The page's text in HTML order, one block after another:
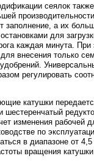
сеялок
заполнение, а их
для
каждая минута. При
внесения только
регулировать
катушки
шестеренчатый
изменения рабочей
по
в диапазоне от 4,5
вращения